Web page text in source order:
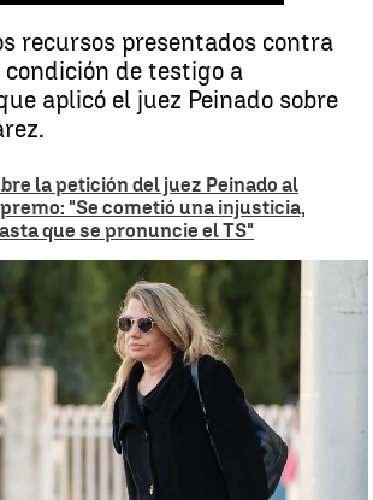
recursos presentados contra
condición de testigo a
aplicó el juez Peinado sobre
la petición del juez Peinado al
"Se cometió una injusticia,
que se pronuncie el TS"
de Madrid avala la investigación de Peinado
a Cristina Álvares |
25 de junio de 2025, 16:34